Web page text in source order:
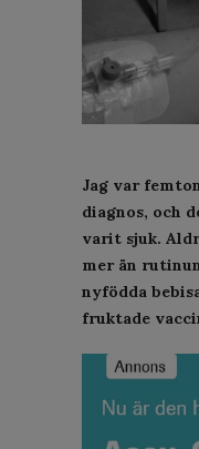
Jag var
diagnos, och
varit sjuk.
mer än
nyfödda
fruktade